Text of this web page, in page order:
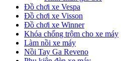
Đồ chơi xe Vespa
Đồ chơi xe Visson
Đồ chơi xe Winner
Khóa chống trộm cho xe máy
Làm nồi xe máy
Nồi Tay Ga Reveno